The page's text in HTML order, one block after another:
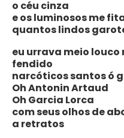
o céu cinza
e os luminosos me
quantos lindos
eu urrava meio
fendido
narcóticos santos ó
Oh Antonin Artaud
Oh Garcia Lorca
com seus olhos de
a retratos